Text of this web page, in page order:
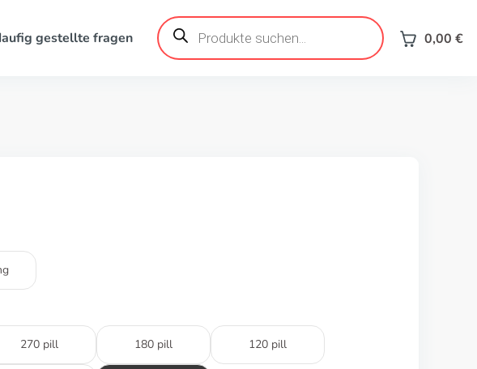
gestellte fragen
Products
search 0,00 €
270 pill 180 pill 120 pill